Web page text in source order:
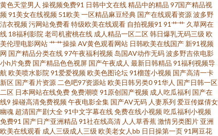
航 第一婷婷基地 黑丝影音先锋 老司机福利院 欧美性爱变态 三级成人超碰在
线 综合另类x 99超碰自拍 成人AV影音 韩国黄色电影在线 欧美白丝在线 日韩
三级啪啪 亚州无玛 91夫妻看篇 99超超碰 国产干逼的 九九伊人av 日本叼嘿片
午夜理论影院 97超碰成人 超碰福利97 韩日欧美好看剧 欧美成国产 日韩三级
啪啪 在线不卡久热涩 AV岛国论坛 国产白丝自慰91 免费黄色影院 少妇AV导航
18禁欧洲 www夜夜 激情综合五 欧美黑人大吊视频 天堂网av老司机 自拍视频
黄色天堂男人 操视频免费91 日韩中文在线精品中的精品 97国产精品视
频91美女在线视频 51欧美 一区精品麻豆经典 国产在线观看资源波多野
洁衣视频污网站免费看特级欧美在线观看 自拍视频91 91艹艹 久草网在
线 18福利影院 老司机蜜桃在线 成人精品一区二区韩日爆乳无码三级 欧
美伦理电影网站艹艹操操AV黄色观看网站 日韩欧美在线国产 新91视频
网 国产精品分类在线97午夜福利视频 岛国AV动作无码波多野吉依电影
小h片免费 国产精品色色视屏 国产午夜成人 最新日韩精品 91福利视频导
航 欧美喷水影院 91爱爱视频欧美色图论坛91榴莲小视频 国产高清一卡
新区 国产看片资源 二色吧97资源站欧美日韩另类091华人 国产日韩一区
二区 日本网站在线免费免费潮喷91原创国产视频 成人吃瓜福利 国产在
线9 操碰高清免费视频午夜电影全集 国产AV无码 人妻系列 爱豆传媒倩女
幽魂 超清国产剧大全91中文字幕在线免费在线小视频吃瓜福利小视频
免费91 国产日产亚洲精品 91社在线高清 人人草香蕉激情另类图片 亚洲
欧美在线观看 成人三级成人三级 欧美老女人bb 日日操第一页91网豆花